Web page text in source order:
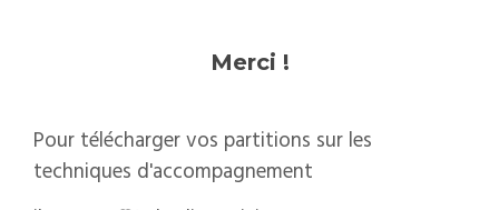
Merci !
Pour télécharger vos partitions sur les
techniques d'accompagnement